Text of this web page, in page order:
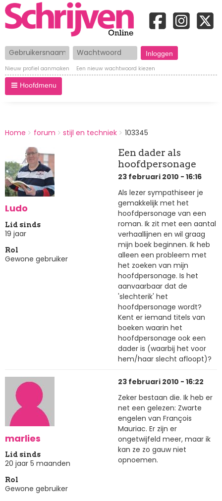
Gebruikersnaam Wachtwoord
Nieuw profiel aanmaken Een nieuw wachtwoord kiezen
Hoofdmenu
BREADCRUMBS
You
Home forum stijl en techniek 103345
Ludo
Lid sinds
19 jaar
Rol
Gewone gebruiker
Een dader als
hoofdpersonage
23 februari 2010 - 16:16
Als lezer sympathiseer je
gemakkelijk met het
hoofdpersonage van een
roman. Ik zit met een aantal
verhaallijnen en wil graag
mijn boek beginnen. Ik heb
alleen een probleem met
het zoeken van mijn
hoofdpersonage. Is het
aanvaarbaar dat de
'slechterik' het
hoofdpersonage wordt?
Kent er iemand titels van
boeken waarin het
hoofdpersonage ook een
dader is (waarbij het voor
hem/haar slecht afloopt)?
marlies
Lid sinds
20 jaar 5 maanden
Rol
Gewone gebruiker
23 februari 2010 - 16:22
Zeker bestaan die. Ik heb er
net een gelezen: Zwarte
engelen van François
Mauriac. Er zijn er
ongetwijfeld meer, maar ik
kan ze zo gauw niet
opnoemen.